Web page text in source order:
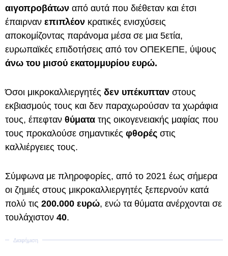
αιγοπροβάτων από αυτά που διέθεταν και έτσι
έπαιρναν επιπλέον κρατικές ενισχύσεις
αποκομίζοντας παράνομα μέσα σε μια 5ετία,
ευρωπαϊκές επιδοτήσεις από τον ΟΠΕΚΕΠΕ, ύψους
άνω του μισού εκατομμυρίου ευρώ.
Όσοι μικροκαλλιεργητές δεν υπέκυπταν στους
εκβιασμούς τους και δεν παραχωρούσαν τα χωράφια
τους, έπεφταν θύματα της οικογενειακής μαφίας που
τους προκαλούσε σημαντικές φθορές στις
καλλιέργειες τους.
Σύμφωνα με πληροφορίες, από το 2021 έως σήμερα
οι ζημιές στους μικροκαλλιεργητές ξεπερνούν κατά
πολύ τις 200.000 ευρώ, ενώ τα θύματα ανέρχονται σε
τουλάχιστον 40.